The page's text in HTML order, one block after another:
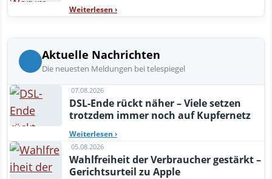
Weiterlesen ›
Aktuelle Nachrichten
Die neuesten Meldungen bei telespiegel
07.08.2026
DSL-Ende rückt näher – Viele setzen
trotzdem immer noch auf Kupfernetz
Weiterlesen ›
05.08.2026
Wahlfreiheit der Verbraucher gestärkt –
Gerichtsurteil zu Apple